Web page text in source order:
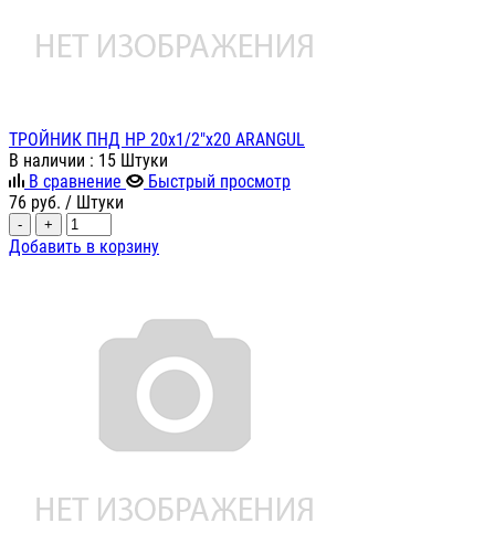
ТРОЙНИК ПНД НР 20х1/2"х20 ARANGUL
В наличии : 15 Штуки
В сравнение
Быстрый просмотр
76 руб. / Штуки
- +
Добавить в корзину